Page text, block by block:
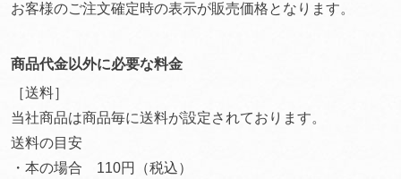
お客様のご注文確定時の表示が販売価格となります。
商品代金以外に必要な料金
［送料］
当社商品は商品毎に送料が設定されております。
送料の目安
・本の場合 110円（税込）